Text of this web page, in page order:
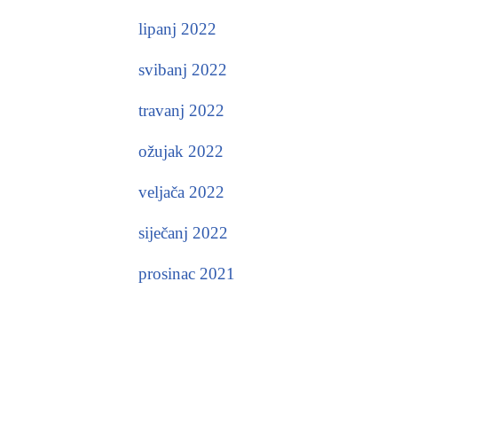
lipanj 2022
svibanj 2022
travanj 2022
ožujak 2022
veljača 2022
siječanj 2022
prosinac 2021